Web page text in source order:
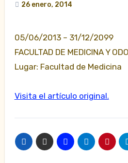
26 enero, 2014
05/06/2013 – 31/12/2099
FACULTAD DE MEDICINA Y
Lugar: Facultad de Medicina
Visita el artículo original.